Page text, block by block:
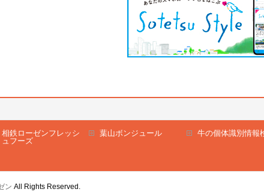
相鉄ローゼンフレッシ
ュフーズ
葉山ボンジュール 牛の個体識別情報
ン All Rights Reserved.